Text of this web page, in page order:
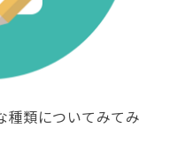
種類についてみてみ